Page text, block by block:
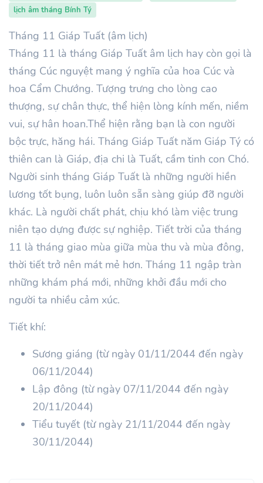
lịch âm tháng Bính Tý
Tháng 11 Giáp Tuất (âm lịch)
Tháng 11 là tháng Giáp Tuất âm lịch hay còn gọi là
tháng Cúc nguyệt mang ý nghĩa của hoa Cúc và
hoa Cẩm Chướng. Tượng trưng cho lòng cao
thượng, sự chân thực, thể hiện lòng kính mến, niềm
vui, sự hân hoan.Thể hiện rằng bạn là con người
bộc trực, hăng hái. Tháng Giáp Tuất năm Giáp Tý có
thiên can là Giáp, địa chi là Tuất, cầm tinh con Chó.
Người sinh tháng Giáp Tuất là những người hiền
lương tốt bụng, luôn luôn sẵn sàng giúp đỡ người
khác. Là người chất phát, chịu khó làm việc trung
niên tạo dựng được sự nghiệp. Tiết trời của tháng
11 là tháng giao mùa giữa mùa thu và mùa đông,
thời tiết trở nên mát mẻ hơn. Tháng 11 ngập tràn
những khám phá mới, những khởi đầu mới cho
người ta nhiều cảm xúc.
Tiết khí:
Sương giáng (từ ngày 01/11/2044 đến ngày
06/11/2044)
Lập đông (từ ngày 07/11/2044 đến ngày
20/11/2044)
Tiểu tuyết (từ ngày 21/11/2044 đến ngày
30/11/2044)